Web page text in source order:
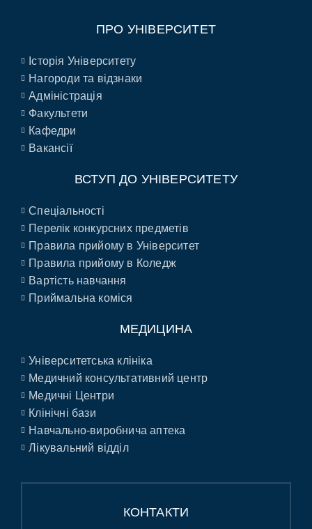
ПРО УНІВЕРСИТЕТ
Історія Університету
Нагороди та відзнаки
Адміністрація
Факультети
Кафедри
Вакансії
ВСТУП ДО УНІВЕРСИТЕТУ
Спеціальності
Перелік конкурсних предметів
Правила прийому в Університет
Правила прийому в Коледж
Вартість навчання
Приймальна коміся
МЕДИЦИНА
Університетська клініка
Медичний консультативний центр
Медичні Центри
Клінічні бази
Навчально-виробнича аптека
Лікувальний відділ
КОНТАКТИ